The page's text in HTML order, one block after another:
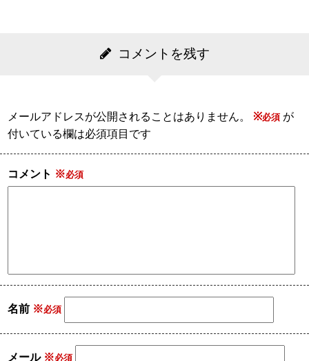
コメントを残す
メールアドレスが公開されることはありません。 ※
が
付いている欄は必須項目です
コメント ※
名前 ※
メール ※